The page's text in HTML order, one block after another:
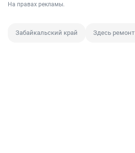
На правах рекламы.
Забайкальский край Здесь ремонт